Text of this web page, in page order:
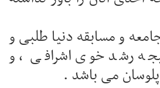
و مسابقه دنیا طلبی و
رشد خوی اشرافی ، و
می باشد .